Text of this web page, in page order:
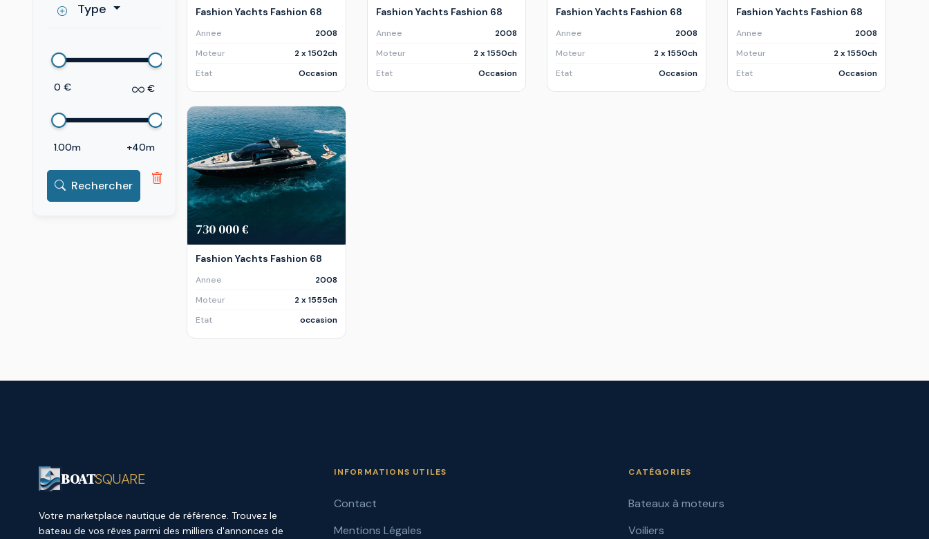
Type
0 € €
1.00m +40m
Rechercher
Fashion Yachts Fashion 68
Annee
2008
Moteur
2 x 1502ch
Etat
Occasion
Fashion Yachts Fashion 68
Annee
2008
Moteur
2 x 1550ch
Etat
Occasion
Fashion Yachts Fashion 68
Annee
2008
Moteur
2 x 1550ch
Etat
Occasion
Fashion Yachts Fashion 68
Annee
2008
Moteur
2 x 1550ch
Etat
Occasion
730 000 €
Fashion Yachts Fashion 68
Annee
2008
Moteur
2 x 1555ch
Etat
occasion
BOATSQUARE
Votre marketplace nautique de référence. Trouvez le
bateau de vos rêves parmi des milliers d'annonces de
INFORMATIONS UTILES
Contact
Mentions Légales
CATÉGORIES
Bateaux à moteurs
Voiliers